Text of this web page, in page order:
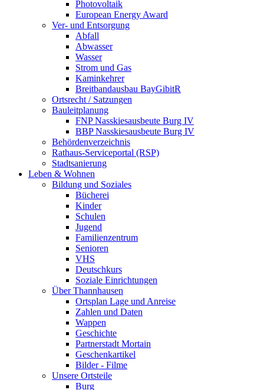
Photovoltaik
European Energy Award
Ver- und Entsorgung
Abfall
Abwasser
Wasser
Strom und Gas
Kaminkehrer
Breitbandausbau BayGibitR
Ortsrecht / Satzungen
Bauleitplanung
FNP Nasskiesausbeute Burg IV
BBP Nasskiesausbeute Burg IV
Behördenverzeichnis
Rathaus-Serviceportal (RSP)
Stadtsanierung
Leben & Wohnen
Bildung und Soziales
Bücherei
Kinder
Schulen
Jugend
Familienzentrum
Senioren
VHS
Deutschkurs
Soziale Einrichtungen
Über Thannhausen
Ortsplan Lage und Anreise
Zahlen und Daten
Wappen
Geschichte
Partnerstadt Mortain
Geschenkartikel
Bilder - Filme
Unsere Ortsteile
Burg